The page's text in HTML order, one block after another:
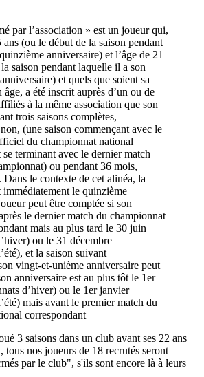
par l’association » est un joueur qui,
ans (ou le début de la saison pendant
anniversaire) et l’âge de 21
saison pendant laquelle il a son
et quels que soient sa
a été inscrit auprès d’un ou de
à la même association que son
trois saisons complètes,
(une saison commençant avec le
du championnat national
terminant avec le dernier match
ou pendant 36 mois,
le contexte de cet alinéa, la
immédiatement le quinzième
peut être comptée si son
le dernier match du championnat
mais au plus tard le 30 juin
ou le 31 décembre
et la saison suivant
vingt-et-unième anniversaire peut
anniversaire est au plus tôt le 1er
d’hiver) ou le 1er janvier
mais avant le premier match du
correspondant
3 saisons dans un club avant ses 22 ans
tous nos joueurs de 18 recrutés seront
par le club", s'ils sont encore là à leurs